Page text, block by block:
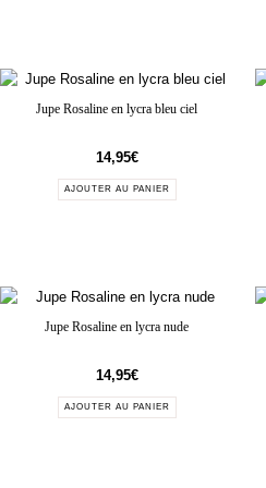
Jupe Rosaline en lycra bleu ciel
14,95€
AJOUTER AU PANIER
Jupe Rosaline en lycra nude
14,95€
AJOUTER AU PANIER